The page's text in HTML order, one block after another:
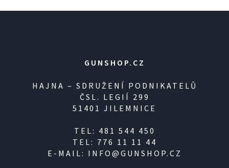
GUNSHOP.CZ
HAJNA – SDRUŽENÍ PODNIKATELŮ
ČSL. LEGIÍ 299
51401 JILEMNICE
TEL: 481 544 450
TEL: 776 11 11 44
E-MAIL: INFO@GUNSHOP.CZ